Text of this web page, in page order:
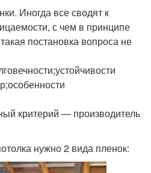
Иногда все сводят к
с чем в принципе
постановка вопроса не
критерий — производитель
нужно 2 вида пленок: